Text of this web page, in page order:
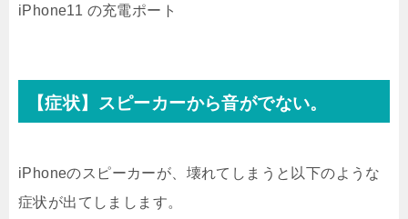
iPhone11 の充電ポート
【症状】スピーカーから音がでない。
iPhoneのスピーカーが、壊れてしまうと以下のような
症状が出てしまします。